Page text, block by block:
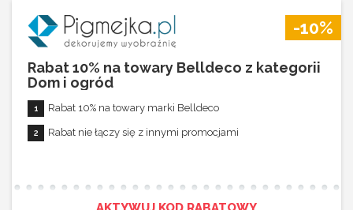
Rabat aktywny dla zamówień powyżej 300,00 zł -10%
Rabat 10% na towary Belldeco z kategorii
Dom i ogród
Rabat 10% na towary marki Belldeco
Rabat nie łączy się z innymi promocjami